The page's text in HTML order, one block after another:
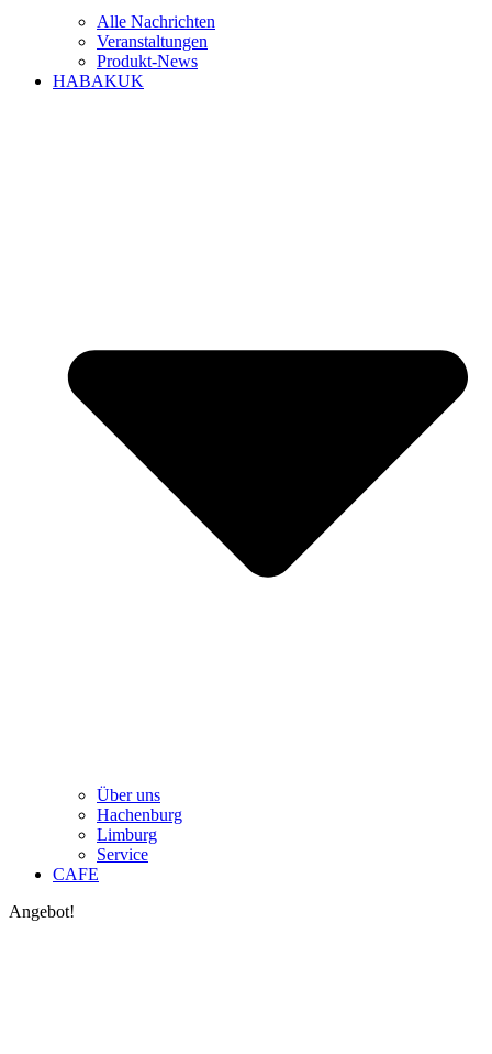
Alle Nachrichten
Veranstaltungen
Produkt-News
HABAKUK
Über uns
Hachenburg
Limburg
Service
CAFE
Angebot!